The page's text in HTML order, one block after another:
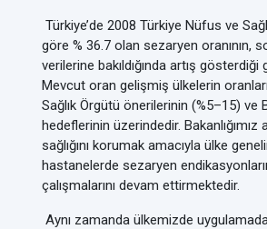
Türkiye’de 2008 Türkiye Nüfus ve
göre % 36.7 olan sezaryen oranının,
verilerine bakıldığında artış
Mevcut oran gelişmiş ülkelerin
Sağlık Örgütü önerilerinin (%5–15) ve
hedeflerinin üzerindedir. Bakanlığımız
sağlığını korumak amacıyla ülke
hastanelerde sezaryen
çalışmalarını devam ettirmektedir.
Aynı zamanda ülkemizde